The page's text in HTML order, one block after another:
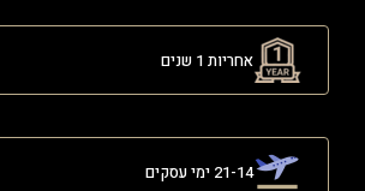
אחריות 1 שנים
21-14 ימי עסקים